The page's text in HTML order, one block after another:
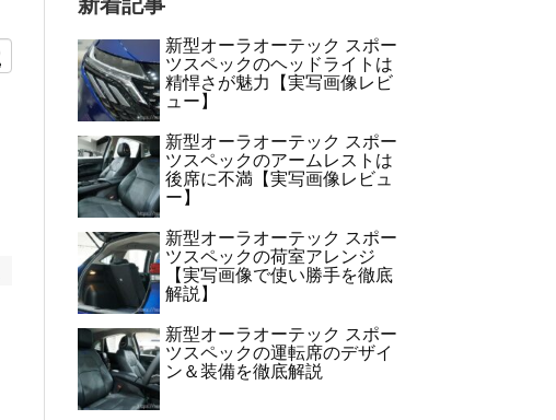
新型オーラオーテック スポー
ツスペックのヘッドライトは
精悍さが魅力【実写画像レビ
ュー】
新型オーラオーテック スポー
ツスペックのアームレストは
後席に不満【実写画像レビュ
ー】
新型オーラオーテック スポー
ツスペックの荷室アレンジ
【実写画像で使い勝手を徹底
解説】
新型オーラオーテック スポー
ツスペックの運転席のデザイ
ン＆装備を徹底解説